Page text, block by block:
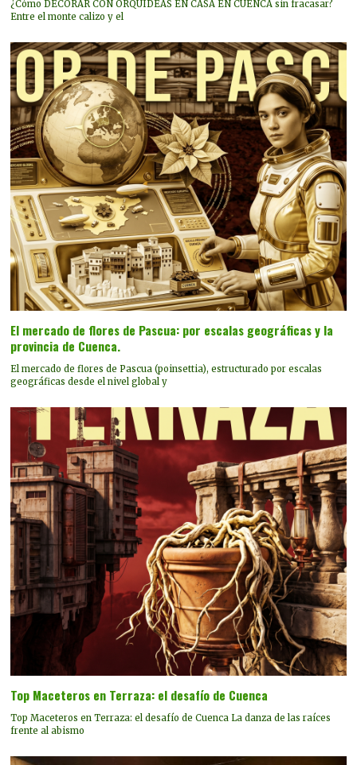
¿Cómo DECORAR CON ORQUÍDEAS EN CASA EN CUENCA sin fracasar?
Entre el monte calizo y el
El mercado de flores de Pascua: por escalas geográficas y la
provincia de Cuenca.
El mercado de flores de Pascua (poinsettia), estructurado por escalas
geográficas desde el nivel global y
Top Maceteros en Terraza: el desafío de Cuenca
Top Maceteros en Terraza: el desafío de Cuenca La danza de las raíces
frente al abismo